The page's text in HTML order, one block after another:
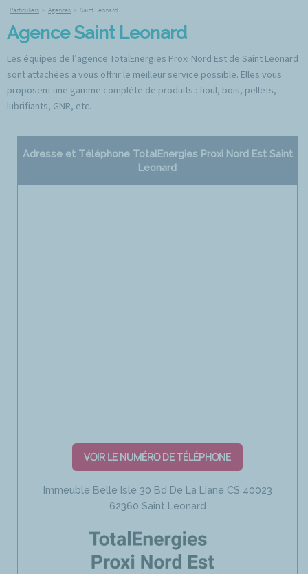
Particuliers > Agences > Saint Leonard
Agence Saint Leonard
Les équipes de l’agence TotalEnergies Proxi Nord Est de Saint Leonard
sont attachées à vous offrir le meilleur service possible. Elles vous
proposent une gamme complète de produits : fioul, bois, pellets,
lubrifiants, GNR, etc.
Adresse et Téléphone TotalEnergies Proxi Nord Est Saint
Leonard
VOIR LE NUMÉRO DE TÉLÉPHONE
Immeuble Belle Isle 30 Bd De La Liane CS 40023
62360 Saint Leonard